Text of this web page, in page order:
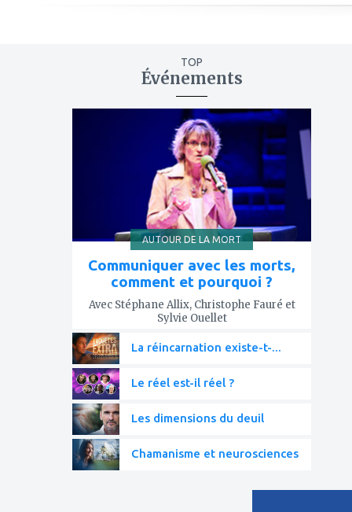
TOP
Événements
AUTOUR DE LA MORT
Communiquer avec les morts,
comment et pourquoi ?
Avec Stéphane Allix, Christophe Fauré et
Sylvie Ouellet
La réincarnation existe-t-...
Le réel est-il réel ?
Les dimensions du deuil
Chamanisme et neurosciences